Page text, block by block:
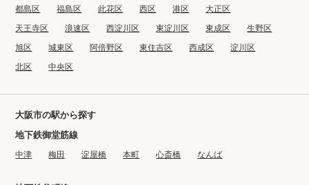
都島区 福島区 此花区 西区 港区
大正区
天王寺区
浪速区 西淀川区 東淀川区 東成区
生野区
旭区
城東区 阿倍野区 東住吉区 西成区
淀川区
北区
中央区
大阪市の駅から探す
地下鉄御堂筋線
中津 梅田 淀屋橋 本町 心斎橋 なんば